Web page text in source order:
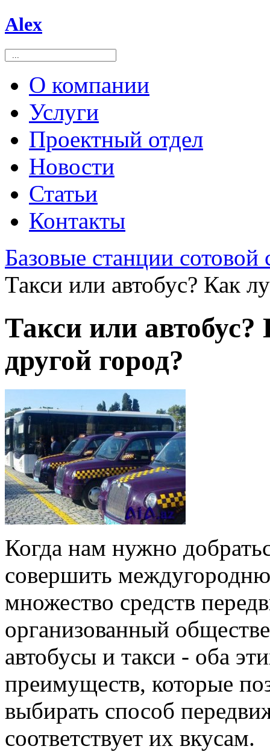
Alex
О компании
Услуги
Проектный отдел
Новости
Статьи
Контакты
Базовые станции сотовой
Такси или автобус? Как
Такси или
другой город?
Когда нам нужно
совершить
множество средств
организованный
автобусы и такси - оба
преимуществ, которые
выбирать способ
соответствует их вкусам.